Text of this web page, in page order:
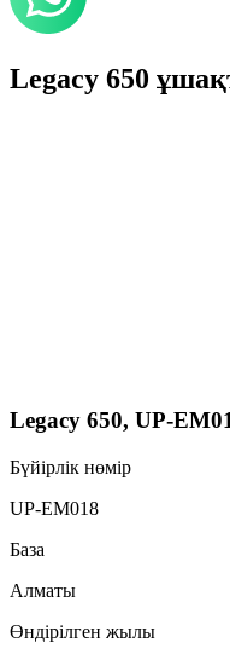
Legacy 650
Legacy 650, UP-
Бүйірлік нөмір
UP-EM018
База
Алматы
Өндірілген жылы